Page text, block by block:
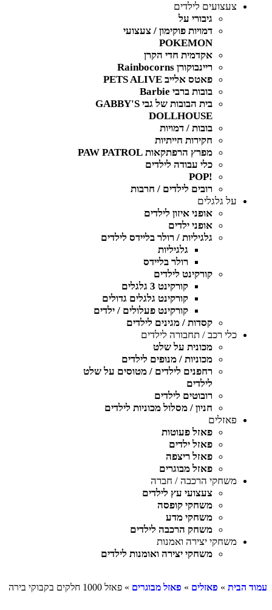
צעצועים לילדים
גיבורי על
דמויות פוקימון / צעצועי
POKEMON
אקדמית חדי הקרן
ריינבוקורן Rainbocorns
פאטס אלייב PETS ALIVE
בובות ברבי Barbie
בית הבובות של גבי GABBY'S
DOLLHOUSE
בובות / דמויות
חקירות חייתיות
מפרץ הרפתקאות PAW PATROL
כלי עבודה לילדים
!POP
רובים לילדים / חרבות
על גלגלים
אופני איזון לילדים
אופני ילדים
גלגיליות / רולר בליידס לילדים
גלגיליות
רולר בליידס
קורקינט לילדים
קורקינט 3 גלגלים
קורקינט גלגלים גדולים
קורקינט פעלולים / ילדים
קסדות / מגינים לילדים
כלי רכב / תחבורה לילדים
מכונית על שלט
מכוניות / מנופים לילדים
רחפנים לילדים / מטוסים על שלט
לילדים
רובוטים לילדים
חניון / מסלול מכוניות לילדים
פאזלים
פאזל פעוטות
פאזל ילדים
פאזל ריצפה
פאזל מבוגרים
משחקי הרכבה / חברה
צעצועי עץ לילדים
משחקי קופסה
משחקי מדע
משחק הרכבה לילדים
משחקי יצירה ואמנות
משחקי יצירה ואומנות לילדים
עמוד הבית » פאזלים » פאזל מבוגרים » פאזל 1000 חלקים בקבוקי בירה